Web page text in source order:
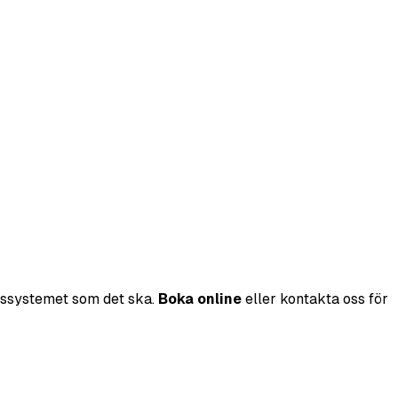
som det ska. Boka online eller kontakta oss för